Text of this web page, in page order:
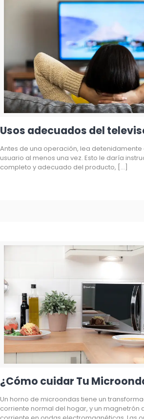
Usos adecuados del
Antes de una operación, lea detenidamente
usuario al menos una vez. Esto le daría
completo y adecuado del producto, […]
¿Cómo cuidar Tu
Un horno de microondas tiene un
corriente normal del hogar, y un magnetrón